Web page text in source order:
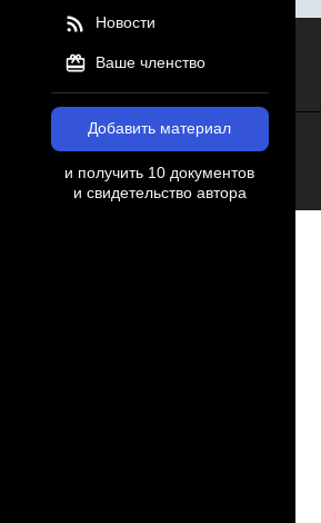
Новости
Ваше членство
Добавить материал
и получить 10 документов
и свидетельство автора